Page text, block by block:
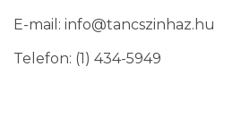
E-mail: info@tancszinhaz.hu
Telefon: (1) 434-5949